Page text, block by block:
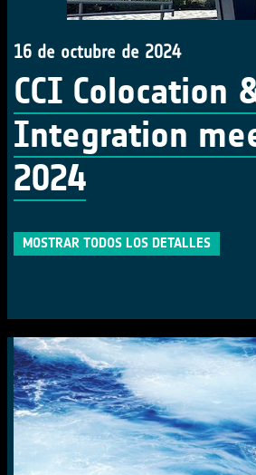
16 de octubre de 2024
CCI Colocation
Integration
2024
MOSTRAR TODOS LOS DETALLES